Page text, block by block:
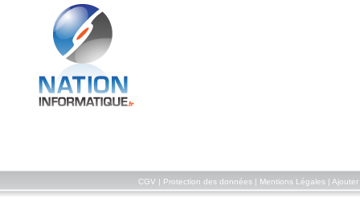
CGV Protection des données| Mentions Légales| Ajouter